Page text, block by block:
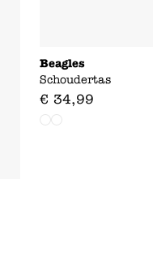
Beagles
Schoudertas
€ 34,99